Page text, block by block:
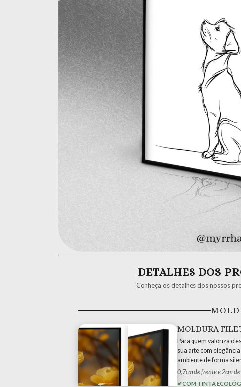
DETALHES DOS
Conheça os detalhes dos nossos
MOLDURA
Para quem valoriza o
sua arte com
ambiente de forma
0,7cm de frente e 2cm
COM TINTA